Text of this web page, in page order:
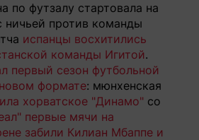
по футзалу стартовала на
ничьей против команды
испанцы восхитились
команды Игитой.
первый сезон футбольной
формате: мюнхенская
хорватское "Динамо" со
первые мячи на
забили Килиан Мбаппе и